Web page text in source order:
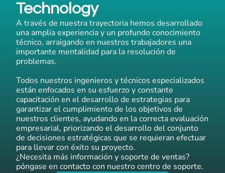
Technology
A través de nuestra trayectoria hemos desarrollado
una amplia experiencia y un profundo conocimiento
técnico, arraigando en nuestros trabajadores una
importante mentalidad para la resolución de
problemas.
Todos nuestros ingenieros y técnicos especializados
están enfocados en su esfuerzo y constante
capacitación en el desarrollo de estrategias para
garantizar el cumplimiento de los objetivos de
nuestros clientes, ayudando en la correcta evaluación
empresarial, priorizando el desarrollo del conjunto
de decisiones estratégicas que se requieran efectuar
para llevar con éxito su proyecto.
¿Necesita más información y soporte de ventas?
póngase en contacto con nuestro centro de soporte.